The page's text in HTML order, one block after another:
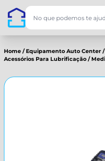
Home / Equipamento Auto Center /
Acessórios Para Lubrificação /